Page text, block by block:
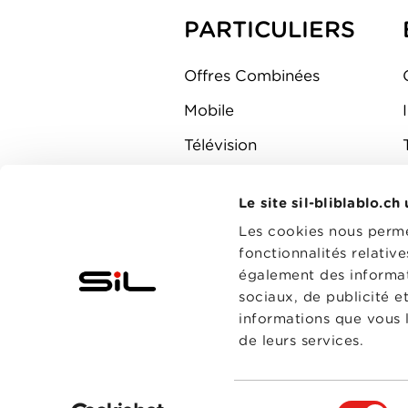
Le site sil-bliblablo.ch
Les cookies nous
fonctionnalités
également des
sociaux, de publicité
informations que
de leurs services.
PARTICULIERS
Offres Combinées
Mobile
Télévision